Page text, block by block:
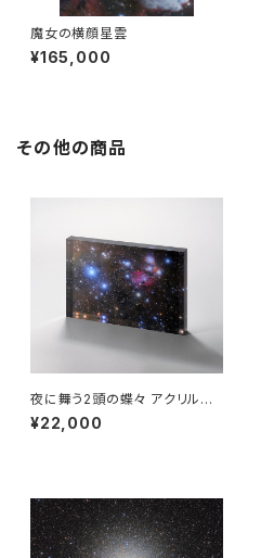
魔女の横顔星雲
¥165,000
その他の商品
夜に舞う2頭の蝶々 アクリルブ
ロック
¥22,000